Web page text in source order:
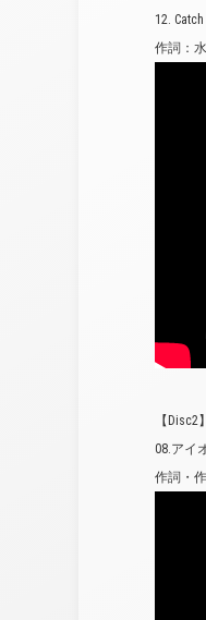
12.
作詞：
【Disc2】
08.アイ
作詞・